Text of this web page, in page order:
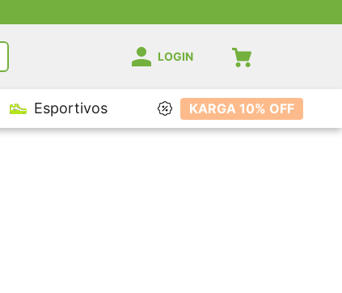
LOGIN
Esportivos KARGA 10% OFF